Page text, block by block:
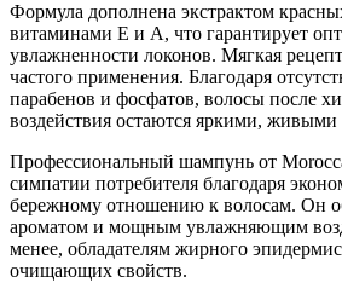
Формула дополнена экстрактом
витаминами Е и А, что гарантирует
увлажненности локонов. Мягкая
частого применения. Благодаря
парабенов и фосфатов, волосы после
воздействия остаются яркими,
Профессиональный шампунь от
симпатии потребителя благодаря
бережному отношению к волосам. Он
ароматом и мощным увлажняющим
менее, обладателям жирного
очищающих свойств.